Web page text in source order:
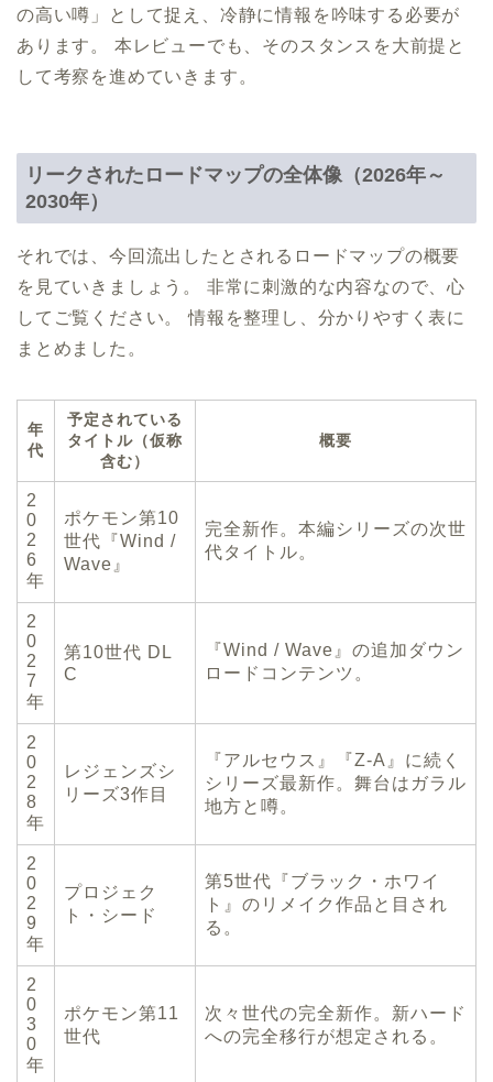
の高い噂」として捉え、冷静に情報を吟味する必要が
あります。 本レビューでも、そのスタンスを大前提と
して考察を進めていきます。
リークされたロードマップの全体像（2026年～
2030年）
それでは、今回流出したとされるロードマップの概要
を見ていきましょう。 非常に刺激的な内容なので、心
してご覧ください。 情報を整理し、分かりやすく表に
まとめました。
年
代
予定されている
タイトル（仮称
含む）
概要
2
0
2
6
年
ポケモン第10
世代『Wind /
Wave』
完全新作。本編シリーズの次世
代タイトル。
2
0
2
7
年
第10世代 DL
C
『Wind / Wave』の追加ダウン
ロードコンテンツ。
2
0
2
8
年
レジェンズシ
リーズ3作目
『アルセウス』『Z-A』に続く
シリーズ最新作。舞台はガラル
地方と噂。
2
0
2
9
年
プロジェク
ト・シード
第5世代『ブラック・ホワイ
ト』のリメイク作品と目され
る。
2
0
3
0
年
ポケモン第11
世代
次々世代の完全新作。新ハード
への完全移行が想定される。